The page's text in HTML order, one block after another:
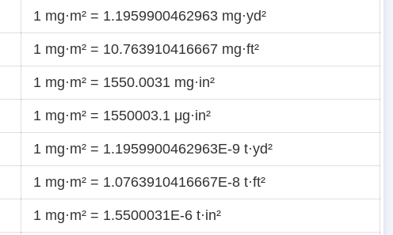
1 mg·m² = 1.1959900462963 mg·yd²
1 mg·m² = 10.763910416667 mg·ft²
1 mg·m² = 1550.0031 mg·in²
1 mg·m² = 1550003.1 μg·in²
1 mg·m² = 1.1959900462963E-9 t·yd²
1 mg·m² = 1.0763910416667E-8 t·ft²
1 mg·m² = 1.5500031E-6 t·in²